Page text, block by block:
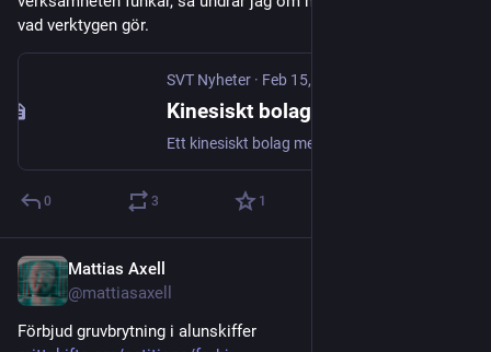
vad verktygen gör.
SVT Nyheter · Feb 15, 2022
0 3 1
Mattias Axell
@mattiasaxell
Förbjud gruvbrytning i alunskiffer